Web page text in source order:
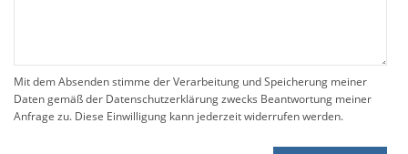
Mit dem Absenden stimme der Verarbeitung und Speicherung meiner
Daten gemäß der Datenschutzerklärung zwecks Beantwortung meiner
Anfrage zu. Diese Einwilligung kann jederzeit widerrufen werden.